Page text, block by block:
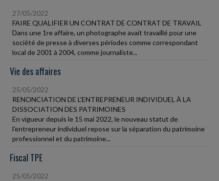
27/05/2022
FAIRE QUALIFIER UN CONTRAT DE CONTRAT DE TRAVAIL
Dans une 1re affaire, un photographe avait travaillé pour une
société de presse à diverses périodes comme correspondant
local de 2001 à 2004, comme journaliste...
Vie des affaires
25/05/2022
RENONCIATION DE L'ENTREPRENEUR INDIVIDUEL À LA
DISSOCIATION DES PATRIMOINES
En vigueur depuis le 15 mai 2022, le nouveau statut de
l'entrepreneur individuel repose sur la séparation du patrimoine
professionnel et du patrimoine...
Fiscal TPE
25/05/2022